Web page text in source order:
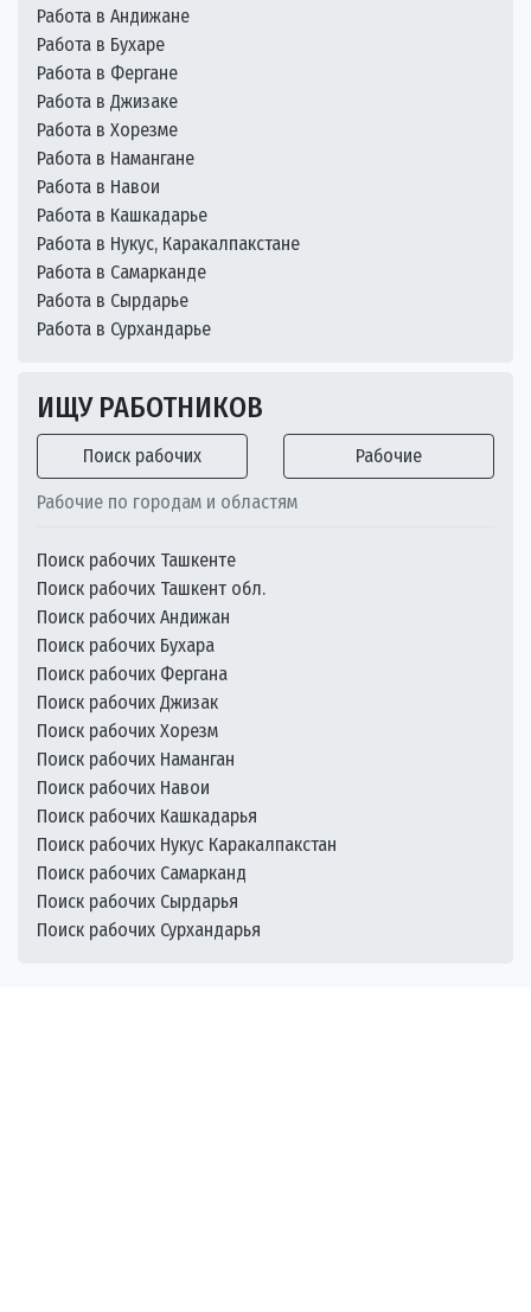
Работа в Андижане
Работа в Бухаре
Работа в Фергане
Работа в Джизаке
Работа в Хорезме
Работа в Намангане
Работа в Навои
Работа в Кашкадарье
Работа в Нукус, Каракалпакстане
Работа в Самарканде
Работа в Сырдарье
Работа в Сурхандарье
ИЩУ РАБОТНИКОВ
Поиск рабочих Рабочие
Рабочие по городам и областям
Поиск рабочих Ташкенте
Поиск рабочих Ташкент обл.
Поиск рабочих Андижан
Поиск рабочих Бухара
Поиск рабочих Фергана
Поиск рабочих Джизак
Поиск рабочих Хорезм
Поиск рабочих Наманган
Поиск рабочих Навои
Поиск рабочих Кашкадарья
Поиск рабочих Нукус Каракалпакстан
Поиск рабочих Самарканд
Поиск рабочих Сырдарья
Поиск рабочих Сурхандарья